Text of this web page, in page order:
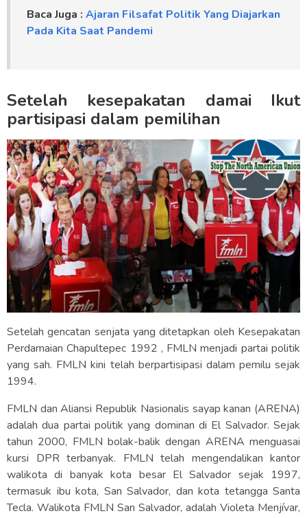
Baca Juga : Ajaran Filsafat Politik Yang Diajarkan
Pada Kita Saat Pandemi
Setelah kesepakatan damai Ikut
partisipasi dalam pemilihan
Setelah gencatan senjata yang ditetapkan oleh Kesepakatan
Perdamaian Chapultepec 1992 , FMLN menjadi partai politik
yang sah. FMLN kini telah berpartisipasi dalam pemilu sejak
1994.
FMLN dan Aliansi Republik Nasionalis sayap kanan (ARENA)
adalah dua partai politik yang dominan di El Salvador. Sejak
tahun 2000, FMLN bolak-balik dengan ARENA menguasai
kursi DPR terbanyak. FMLN telah mengendalikan kantor
walikota di banyak kota besar El Salvador sejak 1997,
termasuk ibu kota, San Salvador, dan kota tetangga Santa
Tecla. Walikota FMLN San Salvador, adalah Violeta Menjívar,